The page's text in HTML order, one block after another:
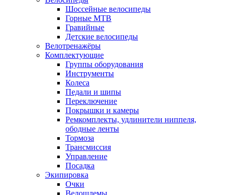
Шоссейные велосипеды
Горные МTB
Гравийные
Детские велосипеды
Велотренажёры
Комплектующие
Группы оборудования
Инструменты
Колеса
Педали и шипы
Переключение
Покрышки и камеры
Ремкомплекты, удлинители ниппеля,
ободные ленты
Тормоза
Трансмиссия
Управление
Посадка
Экипировка
Очки
Велошлемы